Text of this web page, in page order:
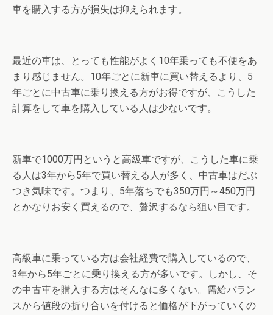
車を購入する方が損失は抑えられます。
最近の車は、とっても性能がよく10年乗っても不便をあ
まり感じません。10年ごとに新車に買い替えるより、5
年ごとに中古車に乗り換える方がお得ですが、こうした
計算をして車を購入している人は少ないです。
新車で1000万円というと高級車ですが、こうした車に乗
る人は3年から5年で買い替える人が多く、中古車はだぶ
つき気味です。つまり、5年落ちでも350万円～450万円
とかなりお安く買えるので、贅沢するなら狙い目です。
高級車に乗っている方は会社経費で購入しているので、
3年から5年ごとに乗り換える方が多いです。しかし、そ
の中古車を購入する方はそんなに多くない。需給バラン
スから値段の折り合いを付けると価格が下がっていくの